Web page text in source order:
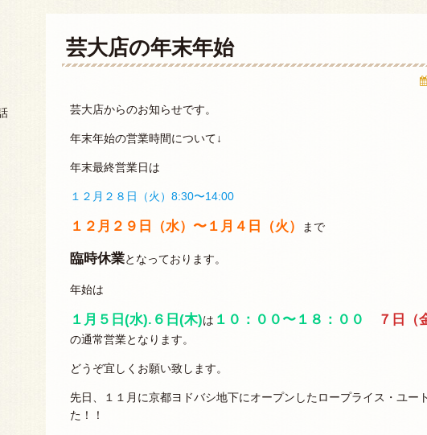
芸大店の年末年始
芸大店からのお知らせです。
年末年始の営業時間について↓
年末最終営業日は
１２月２８日（火）8:30〜14:00
１２月２９日（水）〜１月４日（火） まで
臨時休業となっております。
年始は
１月５日(水).６日(木)は １０：００〜１８：００ ７日（
の通常営業となります。
どうぞ宜しくお願い致します。
先日、１１月に京都ヨドバシ地下にオープンしたロープライス・ユー
た！！